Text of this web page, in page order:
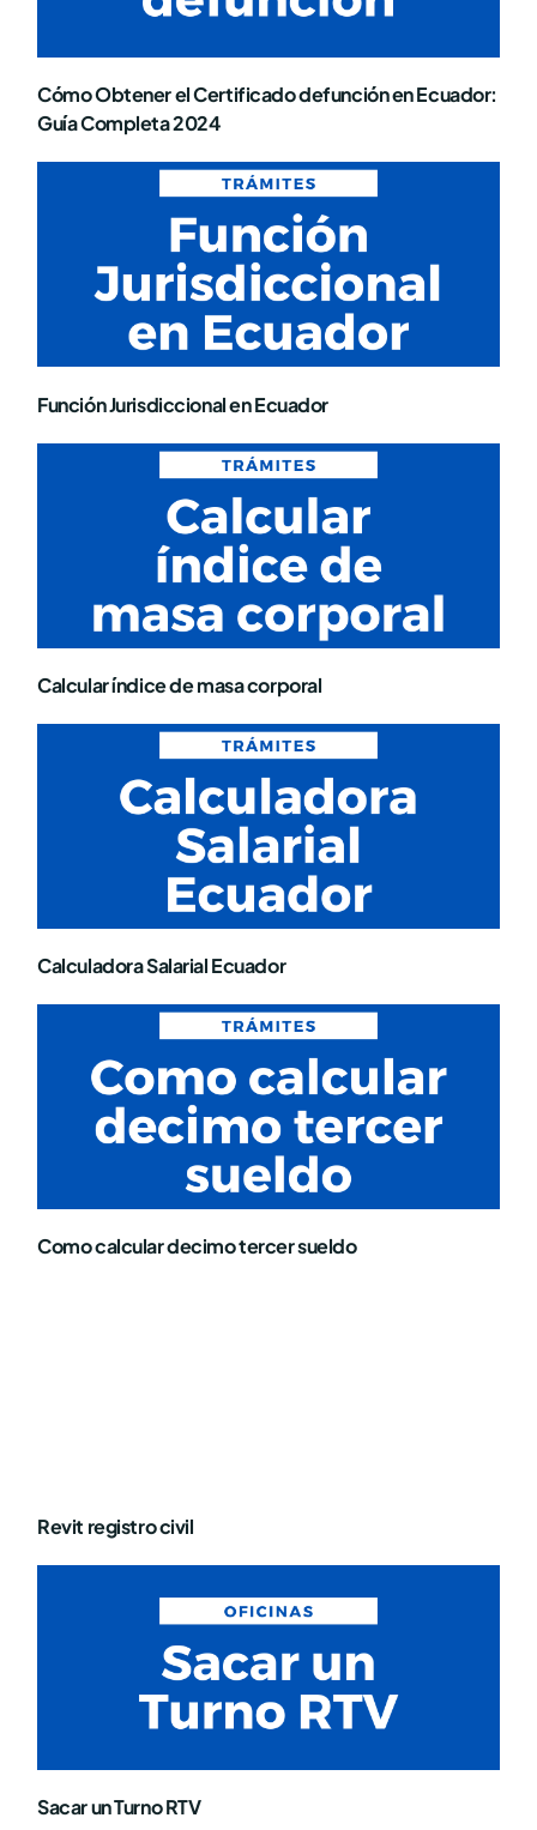
Cómo Obtener el Certificado defunción en Ecuador:
Guía Completa 2024
Función Jurisdiccional en Ecuador
Calcular índice de masa corporal
Calculadora Salarial Ecuador
Como calcular decimo tercer sueldo
Revit registro civil
Sacar un Turno RTV